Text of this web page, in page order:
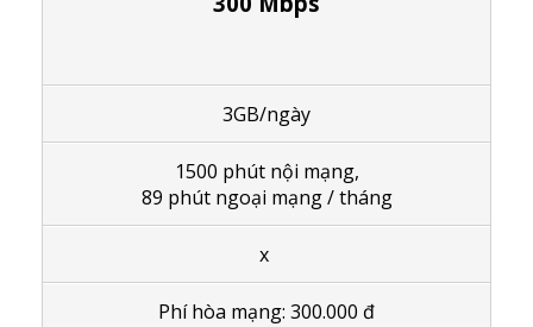
3GB/ngày
1500 phút nội mạng,
89 phút ngoại mạng / tháng
x
Phí hòa mạng: 300.000 đ